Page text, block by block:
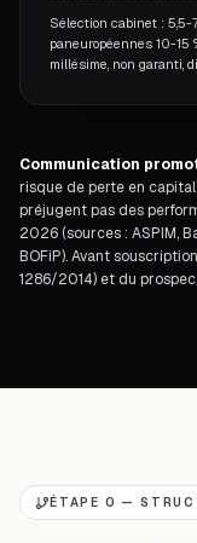
Sélection cabinet : 5,5-
paneuropéennes 10-15
millésime, non garanti,
Communication
risque de perte en
préjugent pas des
2026 (sources : ASPIM,
BOFiP). Avant
1286/2014) et du
ÉTAPE 0 —